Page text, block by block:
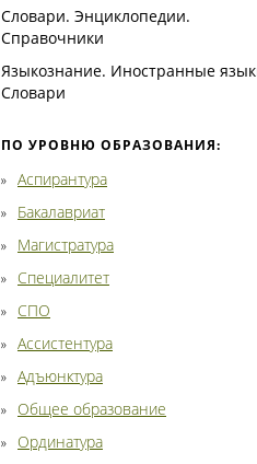
Словари. Энциклопедии.
Справочники
Языкознание. Иностранные
Словари
ПО УРОВНЮ ОБРАЗОВАНИЯ:
Аспирантура
Бакалавриат
Магистратура
Специалитет
СПО
Ассистентура
Адъюнктура
Общее образование
Ординатура